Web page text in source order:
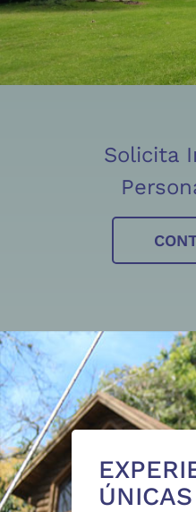
Solicita
ÚNICAS